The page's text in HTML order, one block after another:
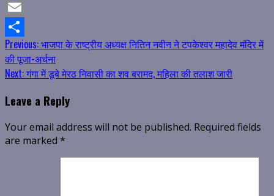
Mastodon
Email
Share
Continue
Reading
Previous:भाजपा के राष्ट्रीय अध्यक्ष नितिन नवीन ने टपकेश्वर महादेव मंदिर में
की पूजा-अर्चना
Next:गंगा में डूबे मेरठ निवासी का शव बरामद, महिला की तलाश जारी
Leave a Reply
Your email address will not be published. Required fields
are marked *